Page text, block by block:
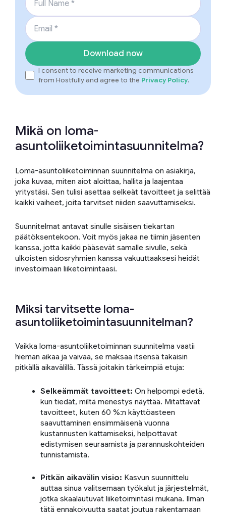
Email
I consent to receive marketing communications
from Hostfully and agree to the Privacy Policy.
Download now
Mikä on loma-
asuntoliiketoimintasuunnitelma?
Loma-asuntoliiketoiminnan suunnitelma on asiakirja,
joka kuvaa, miten aiot aloittaa, hallita ja laajentaa
yritystäsi. Sen tulisi asettaa selkeät tavoitteet ja selittää
kaikki vaiheet, joita tarvitset niiden saavuttamiseksi.
Suunnitelmat antavat sinulle sisäisen tiekartan
päätöksentekoon. Voit myös jakaa ne tiimin jäsenten
kanssa, jotta kaikki pääsevät samalle sivulle, sekä
ulkoisten sidosryhmien kanssa vakuuttaaksesi heidät
investoimaan liiketoimintaasi.
Miksi tarvitsette loma-
asuntoliiketoimintasuunnitelman?
Vaikka loma-asuntoliiketoiminnan suunnitelma vaatii
hieman aikaa ja vaivaa, se maksaa itsensä takaisin
pitkällä aikavälillä. Tässä joitakin tärkeimpiä etuja:
Selkeämmät tavoitteet: On helpompi edetä,
kun tiedät, miltä menestys näyttää. Mitattavat
tavoitteet, kuten 60 %:n käyttöasteen
saavuttaminen ensimmäisenä vuonna
kustannusten kattamiseksi, helpottavat
edistymisen seuraamista ja parannuskohteiden
tunnistamista.
Pitkän aikavälin visio: Kasvun suunnittelu
auttaa sinua valitsemaan työkalut ja järjestelmät,
jotka skaalautuvat liiketoimintasi mukana. Ilman
tätä ennakoivuutta saatat joutua rakentamaan